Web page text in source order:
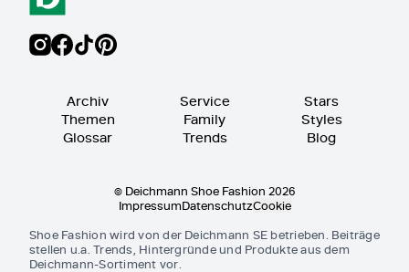
Archiv
Themen
Glossar
Service
Family
Trends
Stars
Styles
Blog
© Deichmann Shoe Fashion 2026
ImpressumDatenschutzCookie
Shoe Fashion wird von der Deichmann SE betrieben. Beiträge
stellen u.a. Trends, Hintergründe und Produkte aus dem
Deichmann-Sortiment vor.